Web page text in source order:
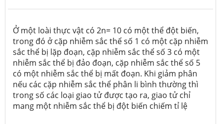
Ở một loài thực vật có 2n= 10 có một thể đột biến,
trong đó ở cặp nhiễm sắc thể số 1 có một cặp nhiễm
sắc thể bị lặp đoạn, cặp nhiễm sắc thể số 3 có một
nhiễm sắc thể bị đảo đoạn, cặp nhiễm sắc thể số 5
có một nhiễm sắc thể bị mất đoạn. Khi giảm phân
nếu các cặp nhiễm sắc thể phân li bình thường thì
trong số các loại giao tử được tạo ra, giao tử chỉ
mang một nhiễm sắc thể bị đột biến chiếm tỉ lệ